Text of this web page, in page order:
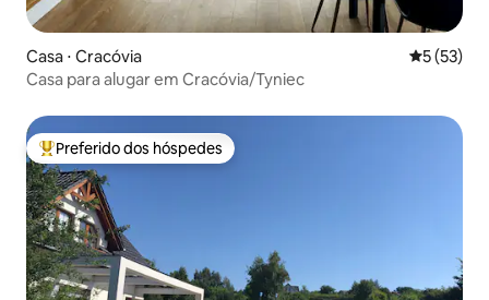
Casa ⋅ Cracóvia 5 de uma
5 (53)
Casa para alugar em Cracóvia/Tyniec
Entre os melhores preferidos dos hóspedes
Preferido dos hóspedes